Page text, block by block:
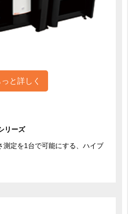
っと詳しく
リーズ
測定を1台で可能にする、ハイブ